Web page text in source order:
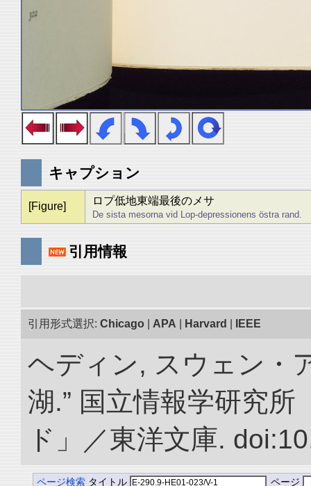
キャプション
[Figure] ロプ低地東端最後のメサ
De sista mesorna vid Lop-depressionens östra rand.
引用情報
引用形式選択: Chicago APA Harvard IEEE
ヘディン, スウェン・
湖.” 国立情報学研究
ド」／東洋文庫.
ページ検索 タイトル ページ